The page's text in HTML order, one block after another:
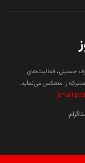
حسینی، فعالیت‌های
را منعکس می‌نماید.